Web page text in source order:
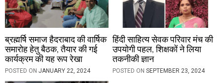
ब्रह्मर्षि समाज हैदराबाद की वार्षिक
समारोह हेतु बैठक, तैयार की गई
कार्यक्रम की यह रूप रेखा
POSTED ON JANUARY 22, 2024
हिंदी साहित्य सेवक परिवार मंच की
उपयोगी पहल, शिक्षकों ने लिया
तकनीकी ज्ञान
POSTED ONSEPTEMBER 23, 2024